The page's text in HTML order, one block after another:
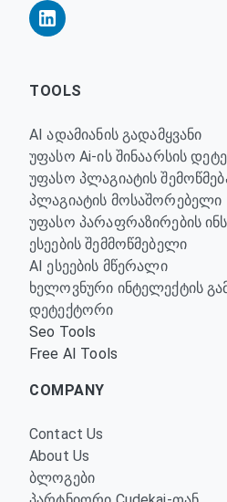
TOOLS
AI ადამიანის გადამყვანი
უფასო Ai-ის შინაარსის
უფასო პლაგიატის
პლაგიატის მოსაშორებელი
უფასო პარაფრაზირების
ესეების შემმოწმებელი
AI ესეების მწერალი
ხელოვნური ინტელექტის
დეტექტორი
Seo Tools
Free AI Tools
COMPANY
Contact Us
About Us
ბლოგები